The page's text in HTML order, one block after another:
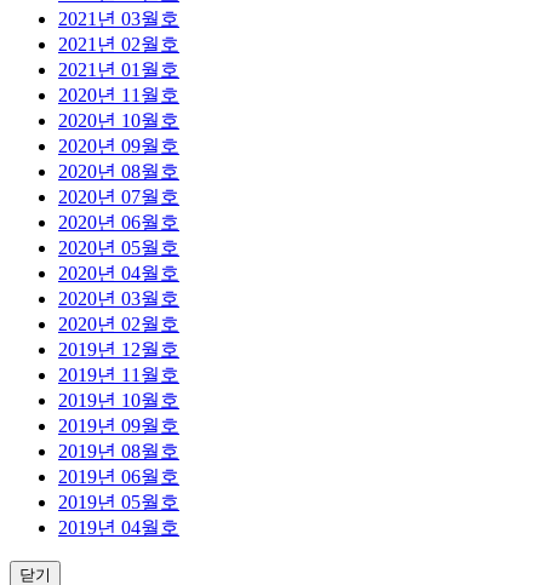
2021년 03월호
2021년 02월호
2021년 01월호
2020년 11월호
2020년 10월호
2020년 09월호
2020년 08월호
2020년 07월호
2020년 06월호
2020년 05월호
2020년 04월호
2020년 03월호
2020년 02월호
2019년 12월호
2019년 11월호
2019년 10월호
2019년 09월호
2019년 08월호
2019년 06월호
2019년 05월호
2019년 04월호
닫기